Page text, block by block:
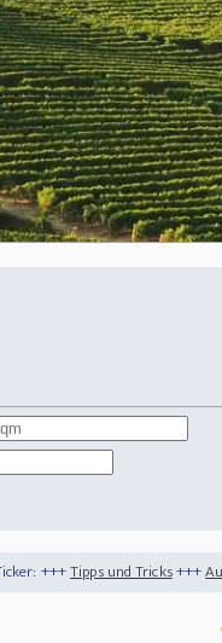
Tricks+++Auswandern+++